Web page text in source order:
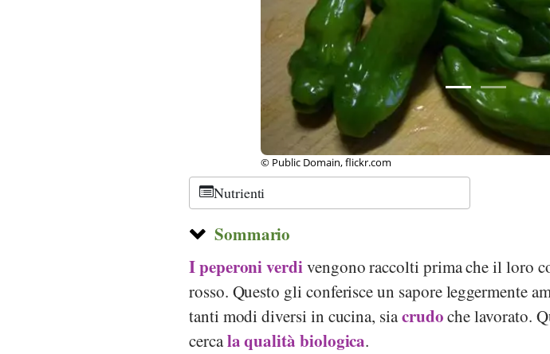
© Public Domain, Batholith, Wikimedia
Nutrienti
Sommario
I peperoni verdivengono raccolti prima che il loro
rosso. Questo gli conferisce un sapore leggermente
tanti modi diversi in cucina, siacrudoche lavorato.
cercala qualità biologica.